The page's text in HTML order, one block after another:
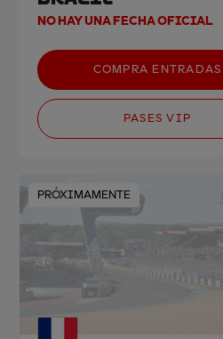
NO HAY UNA FECHA OFICIAL
COMPRA ENTRADAS
PASES VIP
PRÓXIMAMENTE